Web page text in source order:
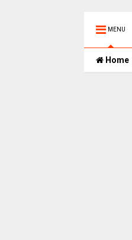
MENU
Home